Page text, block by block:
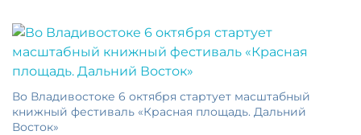
Во Владивостоке 6 октября стартует масштабный
книжный фестиваль «Красная площадь. Дальний
Восток»